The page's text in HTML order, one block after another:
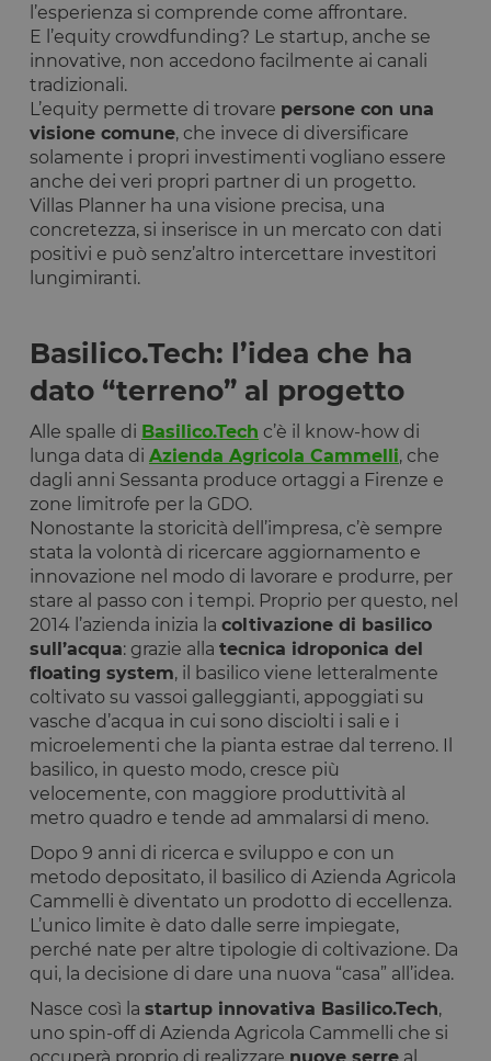
l’esperienza si comprende come affrontare.
E l’equity crowdfunding? Le startup, anche se
innovative, non accedono facilmente ai canali
tradizionali.
L’equity permette di trovare persone con una
visione comune, che invece di diversificare
solamente i propri investimenti vogliano essere
anche dei veri propri partner di un progetto.
Villas Planner ha una visione precisa, una
concretezza, si inserisce in un mercato con dati
positivi e può senz’altro intercettare investitori
lungimiranti.
Basilico.Tech: l’idea che ha
dato “terreno” al progetto
Alle spalle di Basilico.Tech c’è il know-how di
lunga data di Azienda Agricola Cammelli, che
dagli anni Sessanta produce ortaggi a Firenze e
zone limitrofe per la GDO.
Nonostante la storicità dell’impresa, c’è sempre
stata la volontà di ricercare aggiornamento e
innovazione nel modo di lavorare e produrre, per
stare al passo con i tempi. Proprio per questo, nel
2014 l’azienda inizia la coltivazione di basilico
sull’acqua: grazie alla tecnica idroponica del
floating system, il basilico viene letteralmente
coltivato su vassoi galleggianti, appoggiati su
vasche d’acqua in cui sono disciolti i sali e i
microelementi che la pianta estrae dal terreno. Il
basilico, in questo modo, cresce più
velocemente, con maggiore produttività al
metro quadro e tende ad ammalarsi di meno.
Dopo 9 anni di ricerca e sviluppo e con un
metodo depositato, il basilico di Azienda Agricola
Cammelli è diventato un prodotto di eccellenza.
L’unico limite è dato dalle serre impiegate,
perché nate per altre tipologie di coltivazione. Da
qui, la decisione di dare una nuova “casa” all’idea.
Nasce così la startup innovativa Basilico.Tech,
uno spin-off di Azienda Agricola Cammelli che si
occuperà proprio di realizzare nuove serre al